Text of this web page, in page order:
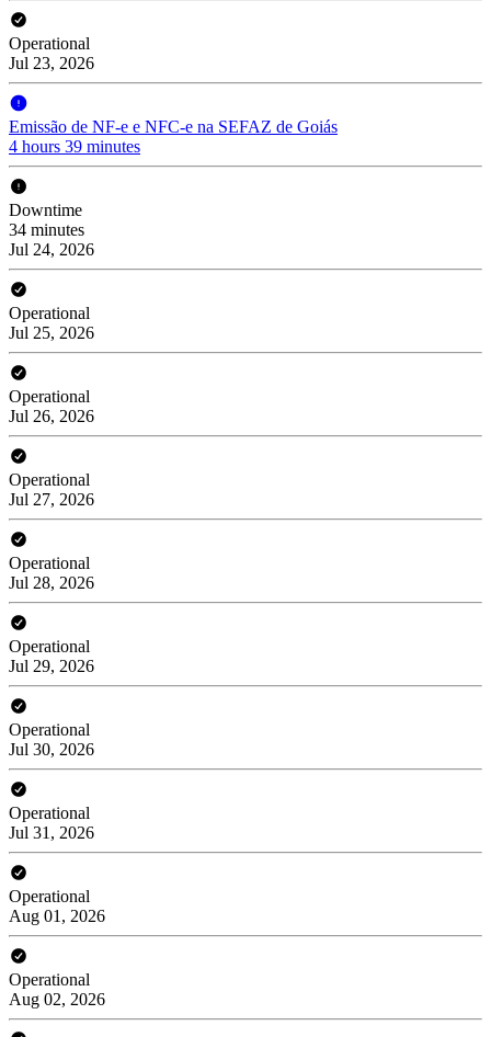
Operational
Jul 23, 2026
Emissão de NF-e e NFC-e na SEFAZ de Goiás
4 hours 39 minutes
Downtime
34 minutes
Jul 24, 2026
Operational
Jul 25, 2026
Operational
Jul 26, 2026
Operational
Jul 27, 2026
Operational
Jul 28, 2026
Operational
Jul 29, 2026
Operational
Jul 30, 2026
Operational
Jul 31, 2026
Operational
Aug 01, 2026
Operational
Aug 02, 2026